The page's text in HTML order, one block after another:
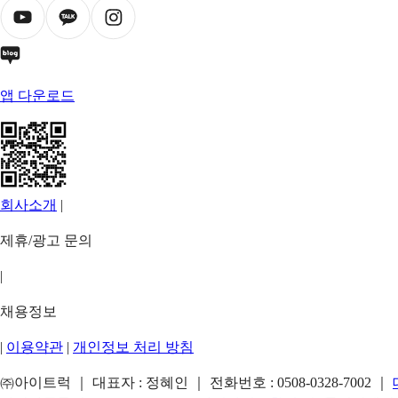
앱 다운로드
회사소개 |
제휴/광고 문의
|
채용정보
| 이용약관 | 개인정보 처리 방침
㈜아이트럭 ｜ 대표자 : 정혜인 ｜ 전화번호 : 0508-0328-7002